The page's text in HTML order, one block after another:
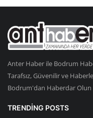
Anter Haber ile Bodrum
Tarafsız, Güvenilir ve
Bodrum'dan Haberdar Olun
TRENDING POSTS